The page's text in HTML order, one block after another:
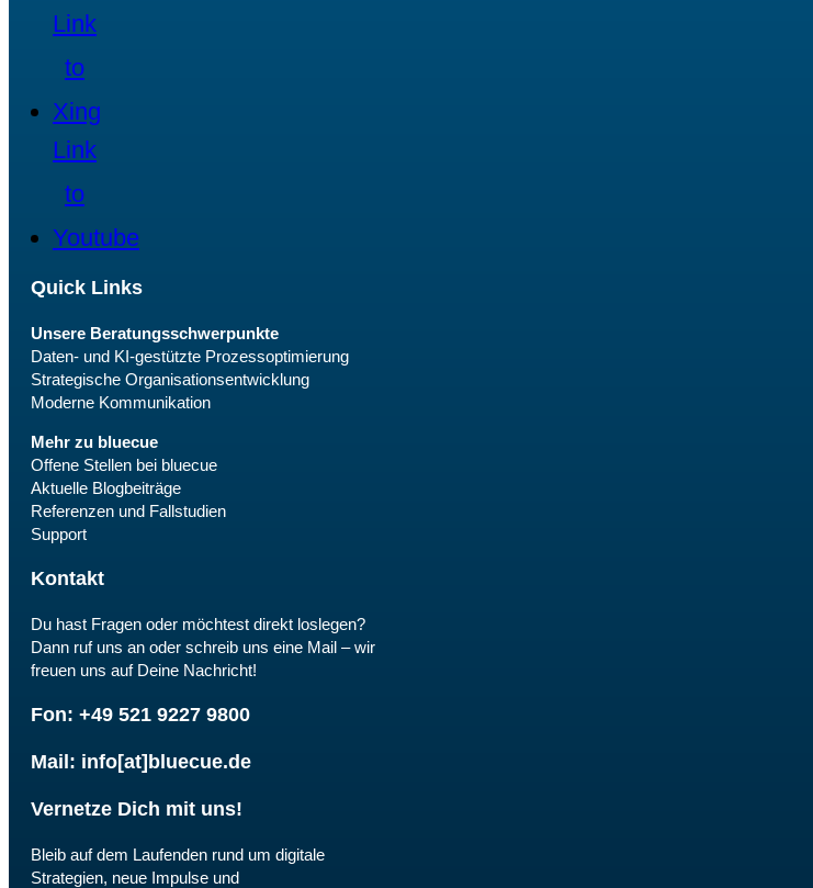
Link
to
Xing
Link
to
Youtube
Quick Links
Unsere Beratungsschwerpunkte
Daten- und KI-gestützte Prozessoptimierung
Strategische Organisationsentwicklung
Moderne Kommunikation
Mehr zu bluecue
Offene Stellen bei bluecue
Aktuelle Blogbeiträge
Referenzen und Fallstudien
Support
Kontakt
Du hast Fragen oder möchtest direkt loslegen?
Dann ruf uns an oder schreib uns eine Mail – wir
freuen uns auf Deine Nachricht!
Fon: +49 521 9227 9800
Mail: info[at]bluecue.de
Vernetze Dich mit uns!
Bleib auf dem Laufenden rund um digitale
Strategien, neue Impulse und